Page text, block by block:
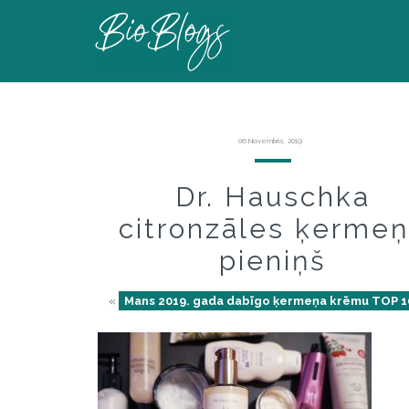
06 Novembris, 2019
Dr. Hauschka
citronzāles
pieniņš
« Mans 2019. gada dabīgo ķermeņa krēmu TOP